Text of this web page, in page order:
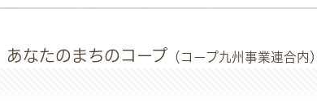
あなたのまちのコープ （コープ九州事業連合内）